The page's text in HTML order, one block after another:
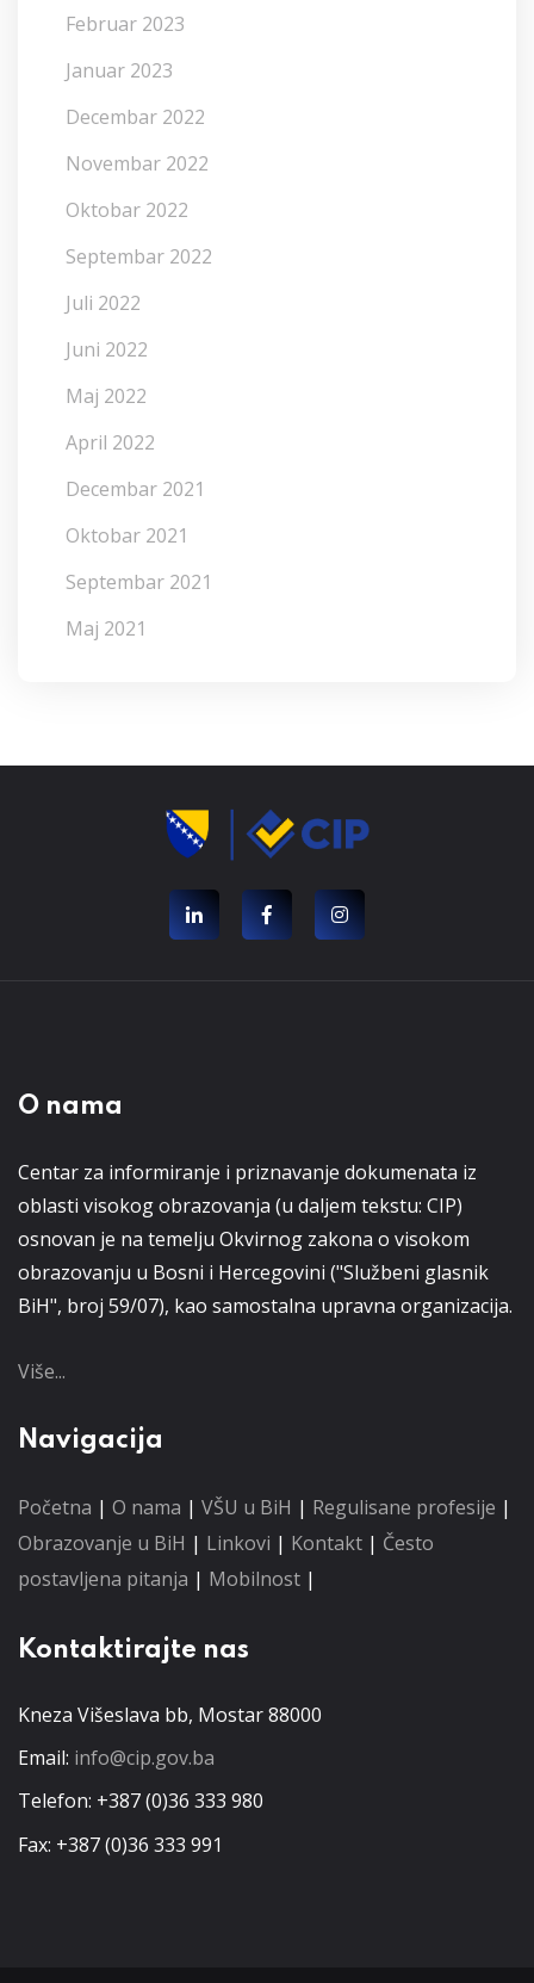
Februar 2023
Januar 2023
Decembar 2022
Novembar 2022
Oktobar 2022
Septembar 2022
Juli 2022
Juni 2022
Maj 2022
April 2022
Decembar 2021
Oktobar 2021
Septembar 2021
Maj 2021
O nama
Centar za informiranje i priznavanje dokumenata iz
oblasti visokog obrazovanja (u daljem tekstu: CIP)
osnovan je na temelju Okvirnog zakona o visokom
obrazovanju u Bosni i Hercegovini ("Službeni glasnik
BiH", broj 59/07), kao samostalna upravna organizacija.
Više...
Navigacija
Početna | O nama | VŠU u BiH | Regulisane profesije |
Obrazovanje u BiH | Linkovi | Kontakt | Često
postavljena pitanja | Mobilnost |
Kontaktirajte nas
Kneza Višeslava bb, Mostar 88000
Email: info@cip.gov.ba
Telefon: +387 (0)36 333 980
Fax: +387 (0)36 333 991